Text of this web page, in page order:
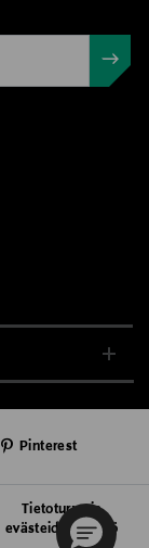
Tietoturva ja
evästeiden käyttö
Pinterest